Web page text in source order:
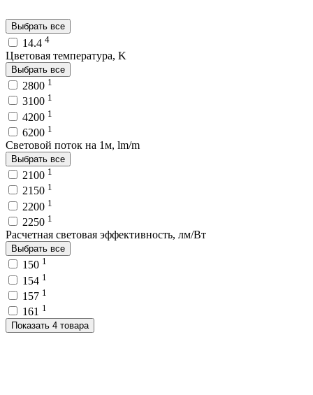
Выбрать все
14.4 4
Цветовая температура, K
Выбрать все
2800 1
3100 1
4200 1
6200 1
Световой поток на 1м, lm/m
Выбрать все
2100 1
2150 1
2200 1
2250 1
Расчетная световая эффективность, лм/Вт
Выбрать все
150 1
154 1
157 1
161 1
Показать 4 товара